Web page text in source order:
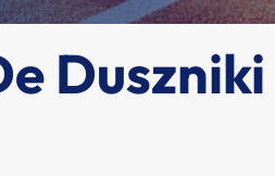
Duszniki